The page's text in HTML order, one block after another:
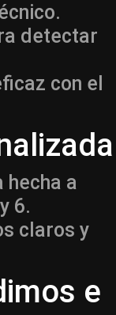
detectar
con el
hecha a
6.
claros y
e